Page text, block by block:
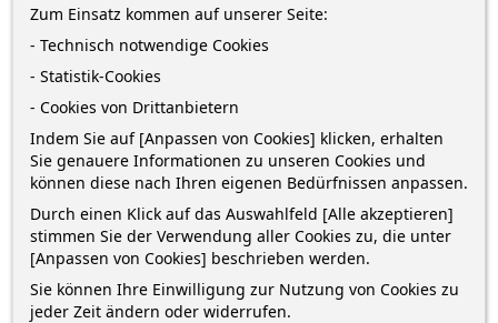
inkl. MwSt. zzgl. Versandkosten *Lieferung in 2-5 Werktagen*
IN DEN WARENKORB 0
Nur noch wenige Teile verfügbar
Zum Einsatz kommen auf unserer Seite:
- Technisch notwendige Cookies
- Statistik-Cookies
- Cookies von Drittanbietern
Indem Sie auf [Anpassen von Cookies] klicken, erhalten
Sie genauere Informationen zu unseren Cookies und
können diese nach Ihren eigenen Bedürfnissen anpassen.
Durch einen Klick auf das Auswahlfeld [Alle akzeptieren]
stimmen Sie der Verwendung aller Cookies zu, die unter
[Anpassen von Cookies] beschrieben werden.
Sie können Ihre Einwilligung zur Nutzung von Cookies zu
jeder Zeit ändern oder widerrufen.